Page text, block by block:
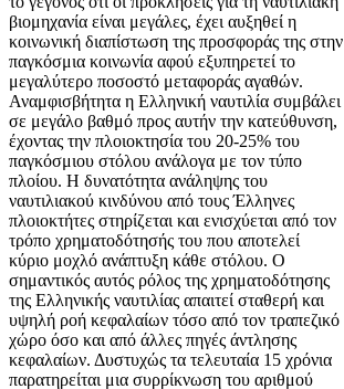
βιομηχανία είναι μεγάλες, έχει αυξηθεί η
κοινωνική διαπίστωση της προσφοράς της στην
παγκόσμια κοινωνία αφού εξυπηρετεί το
μεγαλύτερο ποσοστό μεταφοράς αγαθών.
Αναμφισβήτητα η Ελληνική ναυτιλία συμβάλει
σε μεγάλο βαθμό προς αυτήν την κατεύθυνση,
έχοντας την πλοιοκτησία του 20-25% του
παγκόσμιου στόλου ανάλογα με τον τύπο
πλοίου. Η δυνατότητα ανάληψης του
ναυτιλιακού κινδύνου από τους Έλληνες
πλοιοκτήτες στηρίζεται και ενισχύεται από τον
τρόπο χρηματοδότησής του που αποτελεί
κύριο μοχλό ανάπτυξη κάθε στόλου. Ο
σημαντικός αυτός ρόλος της χρηματοδότησης
της Ελληνικής ναυτιλίας απαιτεί σταθερή και
υψηλή ροή κεφαλαίων τόσο από τον τραπεζικό
χώρο όσο και από άλλες πηγές άντλησης
κεφαλαίων. Δυστυχώς τα τελευταία 15 χρόνια
παρατηρείται μια συρρίκνωση του αριθμού